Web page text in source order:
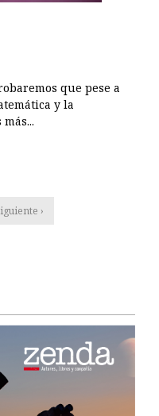
que pese a
y la
›